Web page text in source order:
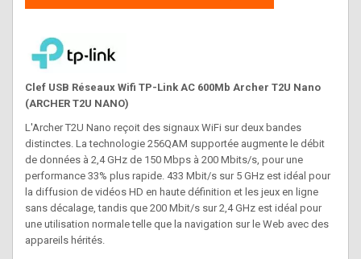
Clef USB Réseaux Wifi TP-Link AC 600Mb Archer T2U Nano
(ARCHER T2U NANO)
L'Archer T2U Nano reçoit des signaux WiFi sur deux bandes
distinctes. La technologie 256QAM supportée augmente le débit
de données à 2,4 GHz de 150 Mbps à 200 Mbits/s, pour une
performance 33% plus rapide. 433 Mbit/s sur 5 GHz est idéal pour
la diffusion de vidéos HD en haute définition et les jeux en ligne
sans décalage, tandis que 200 Mbit/s sur 2,4 GHz est idéal pour
une utilisation normale telle que la navigation sur le Web avec des
appareils hérités.